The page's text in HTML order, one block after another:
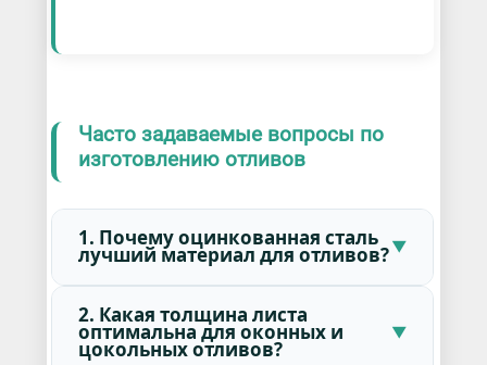
Часто задаваемые вопросы по
изготовлению отливов
1. Почему оцинкованная сталь
лучший материал для отливов?
2. Какая толщина листа
оптимальна для оконных и
цокольных отливов?